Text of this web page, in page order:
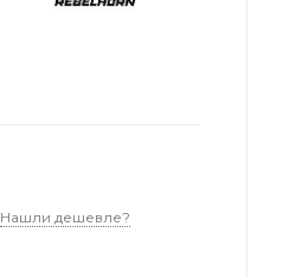
Нашли дешевле?